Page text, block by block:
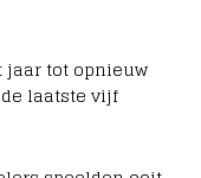
jaar tot opnieuw
laatste vijf